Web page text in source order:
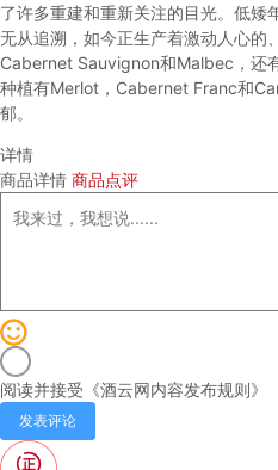
了许多重建和重新关注的目光。低矮
无从追溯，如今正生产着激动人心的
Cabernet Sauvignon和Malbec，还
种植有Merlot，Cabernet Franc和
郁。
详情
商品详情 商品点评
阅读并接受《酒云网内容发布规则》
发表评论